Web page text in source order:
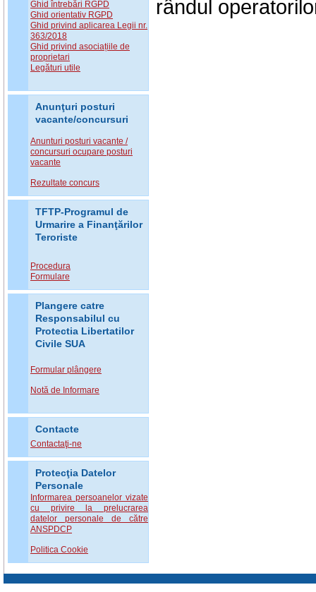
Ghid întrebări RGPD
Ghid orientativ RGPD
Ghid privind aplicarea Legii nr.
363/2018
Ghid privind asociațiile de
proprietari
Legături utile
Anunţuri posturi
vacante/concursuri
Anunturi posturi vacante /
concursuri ocupare posturi
vacante
Rezultate concurs
TFTP-Programul de
Urmarire a Finanţărilor
Teroriste
Procedura
Formulare
Plangere catre
Responsabilul cu
Protectia Libertatilor
Civile SUA
Formular plângere
Notă de Informare
Contacte
Contactaţi-ne
Protecţia Datelor
Personale
Informarea persoanelor vizate
cu privire la prelucrarea
datelor personale de către
ANSPDCP
Politica Cookie
rândul